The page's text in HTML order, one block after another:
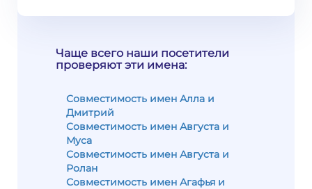
Чаще всего наши посетители
проверяют эти имена:
Совместимость имен Алла и
Дмитрий
Совместимость имен Августа и
Муса
Совместимость имен Августа и
Ролан
Совместимость имен Агафья и